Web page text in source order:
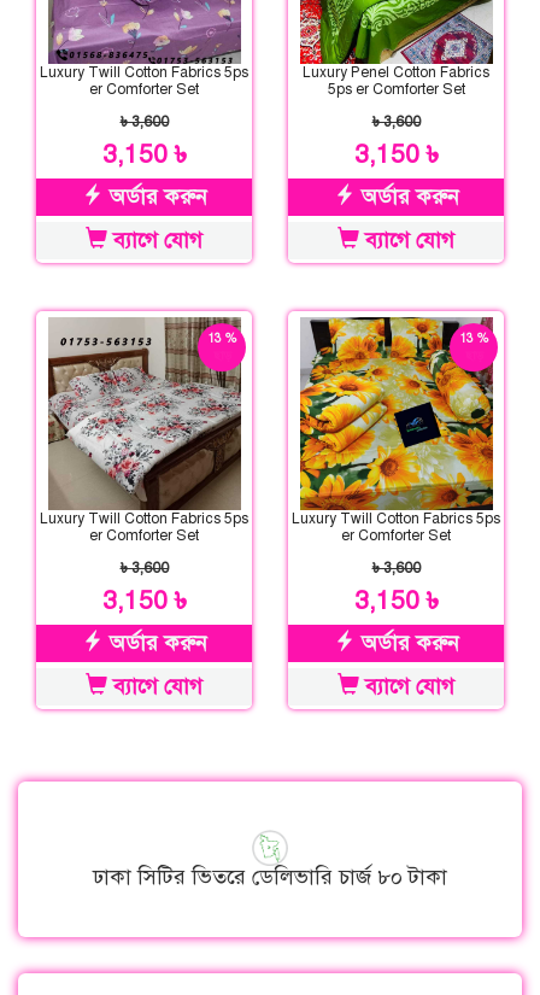
Luxury Twill Cotton Fabrics 5ps
er Comforter Set
৳ 3,600
3,150 ৳
অর্ডার করুন
ব্যাগে যোগ
Luxury Penel Cotton Fabrics
5ps er Comforter Set
৳ 3,600
3,150 ৳
অর্ডার করুন
ব্যাগে যোগ
13 %
Luxury Twill Cotton Fabrics 5ps
er Comforter Set
৳ 3,600
3,150 ৳
অর্ডার করুন
ব্যাগে যোগ
13 %
Luxury Twill Cotton Fabrics 5ps
er Comforter Set
৳ 3,600
3,150 ৳
অর্ডার করুন
ব্যাগে যোগ
ঢাকা সিটির ভিতরে ডেলিভারি চার্জ ৮০ টাকা